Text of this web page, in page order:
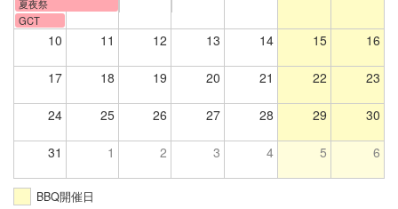
夏夜祭
GCT
10 11 12 13 14 15 16
17 18 19 20 21 22 23
24 25 26 27 28 29 30
31 1 2 3 4 5 6
BBQ開催日